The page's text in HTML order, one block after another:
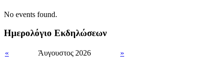
No events found.
Ημερολόγιο Εκδηλώσεων
« Άυγουστος 2026
»